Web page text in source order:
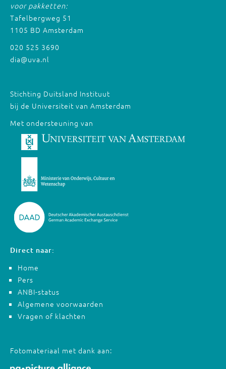
voor pakketten:
Tafelbergweg 51
1105 BD Amsterdam
020 525 3690
dia@uva.nl
Stichting Duitsland Instituut
bij de Universiteit van Amsterdam
Met ondersteuning van
Direct naar:
Home
Pers
ANBI-status
Algemene voorwaarden
Vragen of klachten
Fotomateriaal met dank aan: